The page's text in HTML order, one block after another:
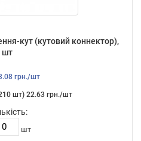
кут (кутовий коннектор),
шт
грн./шт
шт) 22.63 грн./шт
шт